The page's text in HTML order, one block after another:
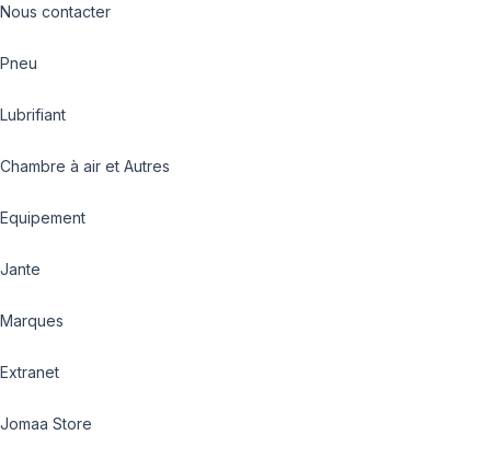
Nous contacter
Pneu
Lubrifiant
Chambre à air et Autres
Equipement
Jante
Marques
Extranet
Jomaa Store